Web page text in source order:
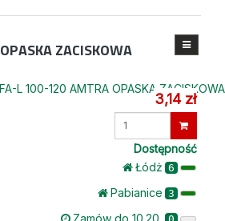
OPASKA ZACISKOWA
3,14 zł
Wprowadź
Dostępność
Łódż 6
Pabianice 3
Zamów do 10.20